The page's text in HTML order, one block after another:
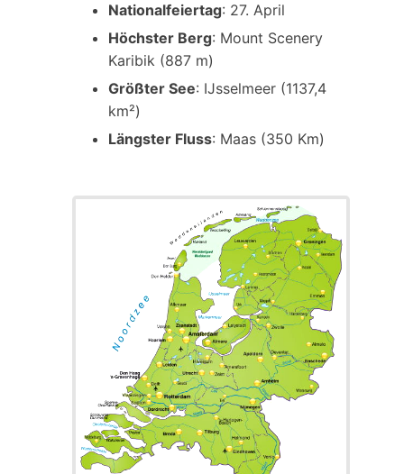
Nationalfeiertag: 27. April
Höchster Berg: Mount Scenery
Karibik (887 m)
Größter See: IJsselmeer (1137,4
km²)
Längster Fluss: Maas (350 Km)